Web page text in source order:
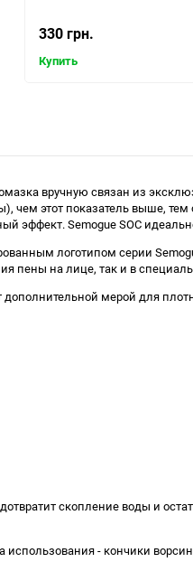
330 грн.
Купить
вручную связан из
чем этот показатель выше,
Semogue SOC
логотипом серии
пены на лице, так и в
мерой для
скопление воды и
- кончики